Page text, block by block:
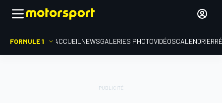
FORMULE 1 ACCUEIL NEWSGALERIES PHOTOVIDÉOSCALENDRIER